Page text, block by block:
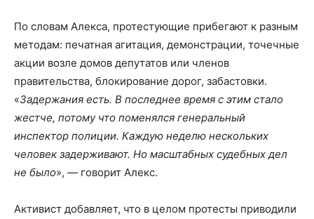
По словам Алекса, протестующие прибегают к разным
методам: печатная агитация, демонстрации, точечные
акции возле домов депутатов или членов
правительства, блокирование дорог, забастовки.
«Задержания есть. В последнее время с этим стало
жестче, потому что поменялся генеральный
инспектор полиции. Каждую неделю нескольких
человек задерживают. Но масштабных судебных дел
не было», — говорит Алекс.
Активист добавляет, что в целом протесты приводили